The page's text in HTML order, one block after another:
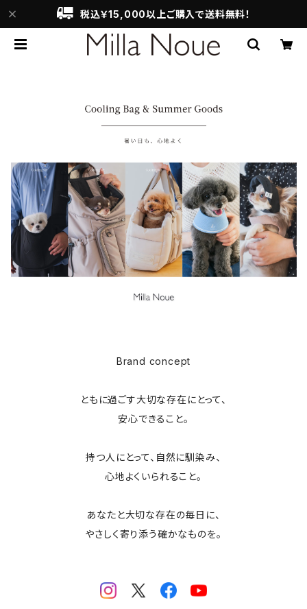
税込￥15,000以上ご購入で送料無料！
Brand concept
ともに過ごす大切な存在にとって、
安心できること。
持つ人にとって、自然に馴染み、
心地よくいられること。
あなたと大切な存在の毎日に、
やさしく寄り添う確かなものを。